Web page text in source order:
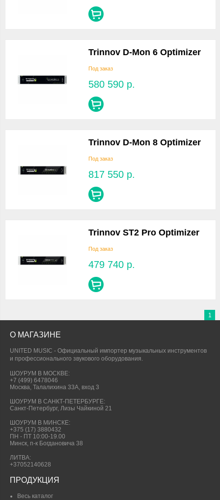
Trinnov D-Mon 6 Optimizer
Под заказ
580 590 р.
Trinnov D-Mon 8 Optimizer
Под заказ
817 550 р.
Trinnov ST2 Pro Optimizer
Под заказ
479 740 р.
1
О МАГАЗИНЕ
UNITED MUSIC - Официальный импортер музыкальных инструментов
и профессионального звукового оборудования.
ШОУРУМ В МОСКВЕ:
+7 (499) 6478046
Москва, Талалихина 33А, вход 3
ШОУРУМ В САНКТ-ПЕТЕРБУРГЕ:
Санкт-Петербург, Лизы Чайкиной 21
ШОУРУМ В МИНСКЕ:
+375 (17) 3880432
ПН - ПТ 10:00-19.00
Минск, п-к Богдановича 38
ЛИТВА:
+37052140628
ПРОДУКЦИЯ
Весь каталог